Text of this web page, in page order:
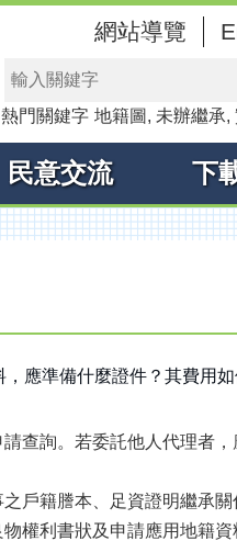
網站導覽
熱門關鍵字 地籍圖 未辦繼承
民意交流 下
應準備什麼證件？其費用如
查詢。若委託他人代理者
戶籍謄本、足資證明繼承
權利書狀及申請應用地籍